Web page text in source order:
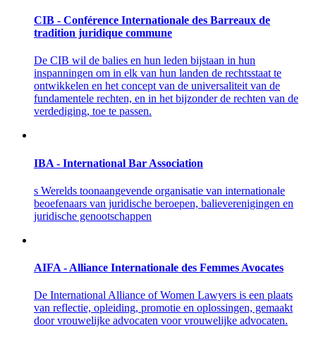
CIB - Conférence Internationale des Barreaux de
tradition juridique commune
De CIB wil de balies en hun leden bijstaan in hun
inspanningen om in elk van hun landen de rechtsstaat te
ontwikkelen en het concept van de universaliteit van de
fundamentele rechten, en in het bijzonder de rechten van de
verdediging, toe te passen.
IBA - International Bar Association
s Werelds toonaangevende organisatie van internationale
beoefenaars van juridische beroepen, balieverenigingen en
juridische genootschappen
AIFA - Alliance Internationale des Femmes Avocates
De International Alliance of Women Lawyers is een plaats
van reflectie, opleiding, promotie en oplossingen, gemaakt
door vrouwelijke advocaten voor vrouwelijke advocaten.